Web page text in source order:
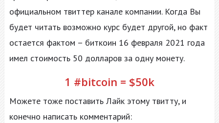
официальном твиттер канале компании. Когда Вы
будет читать возможно курс будет другой, но факт
остается фактом – биткоин 16 февраля 2021 года
имел стоимость 50 долларов за одну монету.
1 #bitcoin = $50k
Можете тоже поставить Лайк этому твитту, и
конечно написать комментарий: